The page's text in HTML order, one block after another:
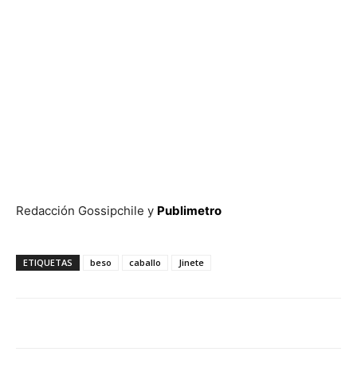
Redacción Gossipchile y Publimetro
ETIQUETAS beso caballo Jinete